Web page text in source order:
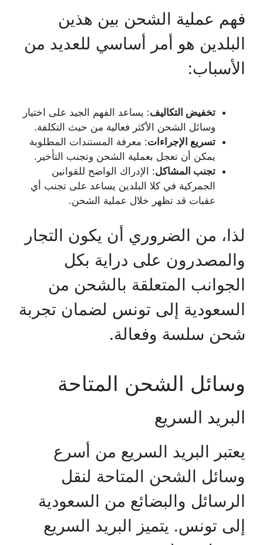
فهم عملية الشحن بين هذين
البلدين هو أمر أساسي للعديد من
الأسباب:
تخفيض التكاليف: يساعد الفهم الجيد على اختيار
وسائل الشحن الأكثر فعالية من حيث التكلفة.
تسريع الإجراءات: معرفة المستندات المطلوبة
يمكن أن تعجل بعملية الشحن وتجنب التأخير.
تجنب المشاكل: الإدراك الواضح للقوانين
الجمركية في كلا البلدين يساعد على تجنب أي
عقبات قد تظهر خلال عملية الشحن.
لذا، من الضروري أن يكون التجار
والمصدرون على دراية بكل
الجوانب المتعلقة بالشحن من
السعودية إلى تونس لضمان تجربة
شحن سلسة وفعالة.
وسائل الشحن المتاحة
البريد السريع
يعتبر البريد السريع من أسرع
وسائل الشحن المتاحة لنقل
الرسائل والبضائع من السعودية
إلى تونس. يتميز البريد السريع